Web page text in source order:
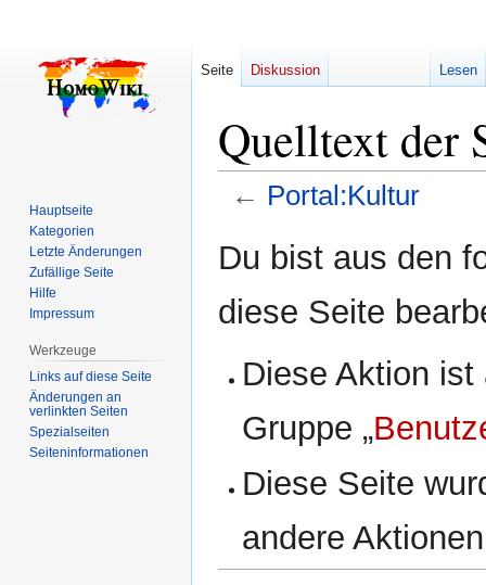
Quelltext der
← Portal:Kultur
Navigation
Suche
Du bist aus den
diese Seite
Diese Aktion
Gruppe „
Diese Seite
andere
Seite Diskussion Lesen
Hauptseite
Kategorien
Letzte Änderungen
Zufällige Seite
Hilfe
Impressum
Werkzeuge
Links auf diese Seite
Änderungen an
verlinkten Seiten
Spezialseiten
Seiten­­informationen